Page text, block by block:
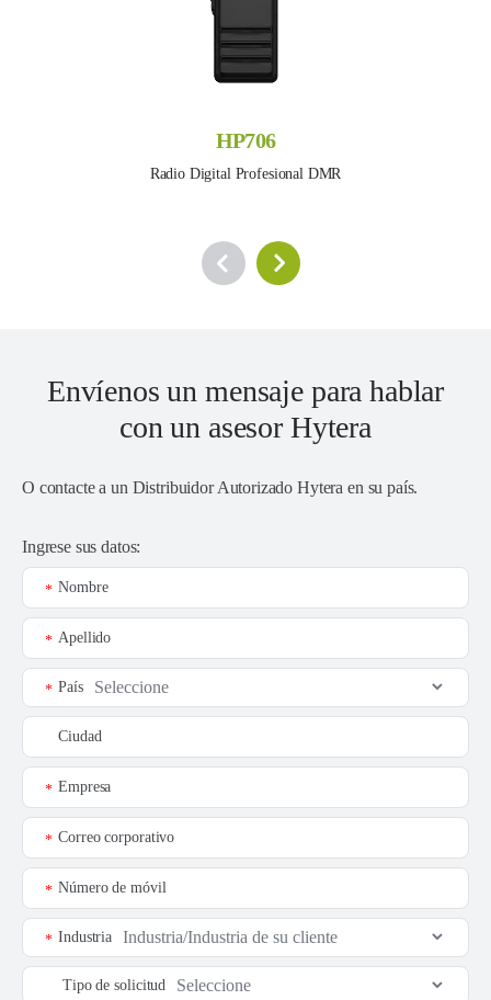
HP706
Radio Digital Profesional DMR
Envíenos un mensaje para hablar
con un asesor Hytera
O contacte a un Distribuidor Autorizado Hytera en su país.
Ingrese sus datos:
Nombre
*
Apellido
*
País
*
Ciudad
Empresa
*
Correo corporativo
*
Número de móvil
*
Industria
*
Tipo de solicitud